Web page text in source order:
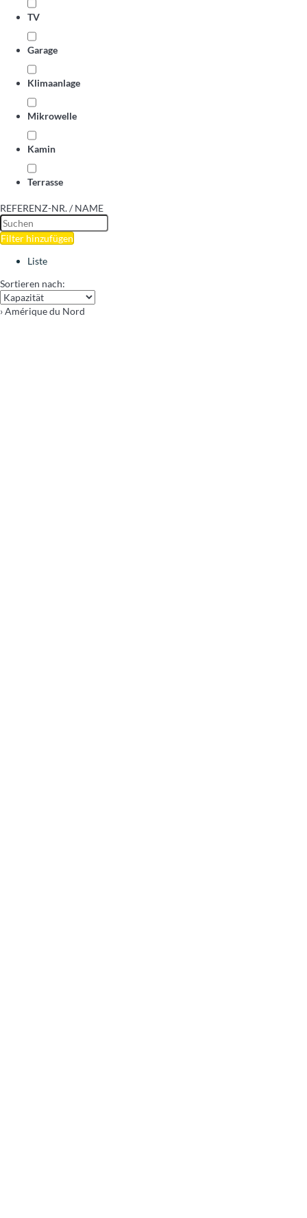
TV
Garage
Klimaanlage
Mikrowelle
Kamin
Terrasse
REFERENZ-NR. / NAME
Filter hinzufügen
Liste
Sortieren nach:
› Amérique du Nord